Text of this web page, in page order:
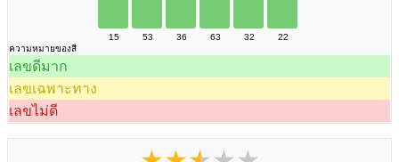
15 53 36 63 32
22
ความหมายของสี
เลขดีมาก
เลขเฉพาะทาง
เลขไม่ดี